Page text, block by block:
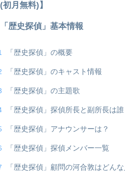
(初月無料)】
「歴史探偵」基本情報
「歴史探偵」の概要
「歴史探偵」のキャスト情報
「歴史探偵」の主題歌
「歴史探偵」探偵所長と副所長は誰
「歴史探偵」アナウンサーは？
「歴史探偵」探偵メンバー一覧
「歴史探偵」顧問の河合敦はどんな